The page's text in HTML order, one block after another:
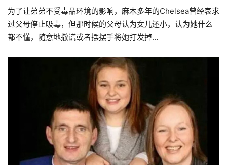
为了让弟弟不受毒品环境的影响，麻木多年的Chelsea曾经哀求
过父母停止吸毒，但那时候的父母认为女儿还小，认为她什么
都不懂，随意地撒谎或者摆摆手将她打发掉…